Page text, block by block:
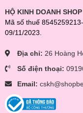
HỘ KINH DOANH
Mã số thuế
09/11/2023.
Địa chỉ: 26 Hoàng
Số điện thoại:
Email: